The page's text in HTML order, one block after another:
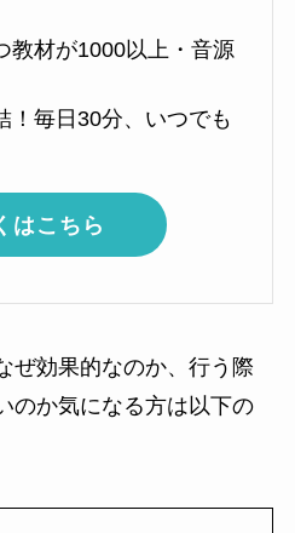
教材が1000以上・音源
！毎日30分、いつでも
はこちら
ぜ効果的なのか、行う際
のか気になる方は以下の